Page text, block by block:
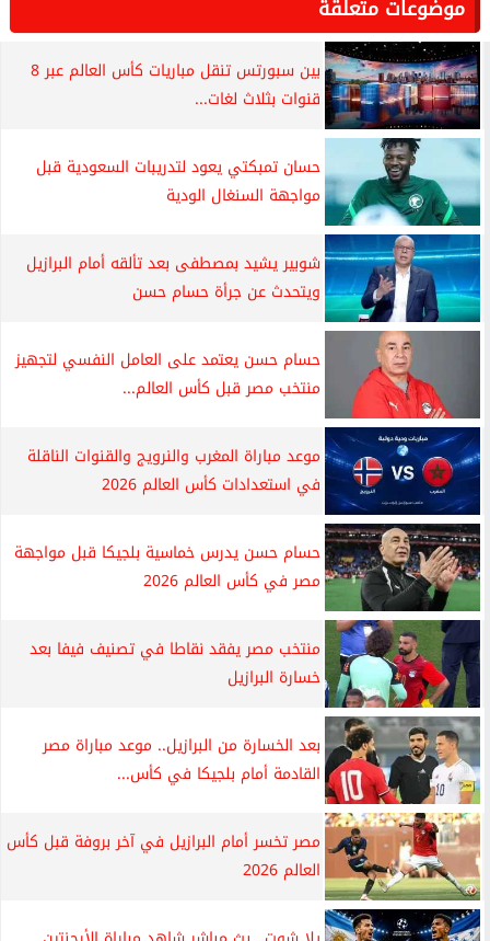
موضوعات متعلقة
بين سبورتس تنقل مباريات كأس العالم عبر 8
قنوات بثلاث لغات...
حسان تمبكتي يعود لتدريبات السعودية قبل
مواجهة السنغال الودية
شوبير يشيد بمصطفى بعد تألقه أمام البرازيل
ويتحدث عن جرأة حسام حسن
حسام حسن يعتمد على العامل النفسي لتجهيز
منتخب مصر قبل كأس العالم...
موعد مباراة المغرب والنرويج والقنوات الناقلة
في استعدادات كأس العالم 2026
حسام حسن يدرس خماسية بلجيكا قبل مواجهة
مصر في كأس العالم 2026
منتخب مصر يفقد نقاطا في تصنيف فيفا بعد
خسارة البرازيل
بعد الخسارة من البرازيل.. موعد مباراة مصر
القادمة أمام بلجيكا في كأس...
مصر تخسر أمام البرازيل في آخر بروفة قبل كأس
العالم 2026